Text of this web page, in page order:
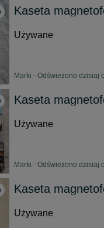
Kaseta
Używane
Marki - Odświeżono dzisiaj
Kaseta
Używane
Marki - Odświeżono dzisiaj
Kaseta
Używane